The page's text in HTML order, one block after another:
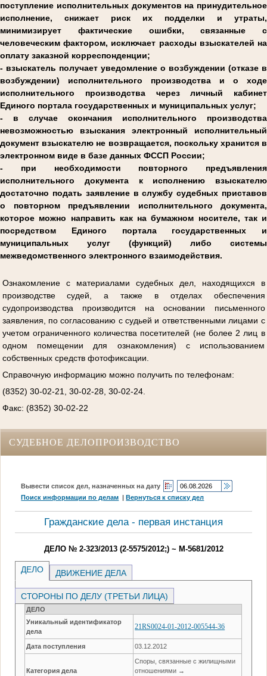
поступление исполнительных документов на принудительное
исполнение, снижает риск их подделки и утраты,
минимизирует фактические ошибки, связанные с
человеческим фактором, исключает расходы взыскателей на
оплату заказной корреспонденции;
- взыскатель получает уведомление о возбуждении (отказе в
возбуждении) исполнительного производства и о ходе
исполнительного производства через личный кабинет
Единого портала государственных и муниципальных услуг;
- в случае окончания исполнительного производства
невозможностью взыскания электронный исполнительный
документ взыскателю не возвращается, поскольку хранится в
электронном виде в базе данных ФССП России;
- при необходимости повторного предъявления
исполнительного документа к исполнению взыскателю
достаточно подать заявление в службу судебных приставов
о повторном предъявлении исполнительного документа,
которое можно направить как на бумажном носителе, так и
посредством Единого портала государственных и
муниципальных услуг (функций) либо системы
межведомственного электронного взаимодействия.
Ознакомление с материалами судебных дел, находящихся в
производстве судей, а также в отделах обеспечения
судопроизводства производится на основании письменного
заявления, по согласованию с судьей и ответственными лицами с
учетом ограниченного количества посетителей (не более 2 лиц в
одном помещении для ознакомления) с использованием
собственных средств фотофиксации.
Справочную информацию можно получить по телефонам:
(8352) 30-02-21, 30-02-28, 30-02-24.
Факс: (8352) 30-02-22
СУДЕБНОЕ ДЕЛОПРОИЗВОДСТВО
Вывести список дел, назначенных на дату
Поиск информации по делам |Вернуться к списку дел
Гражданские дела - первая инстанция
ДЕЛО № 2-323/2013 (2-5575/2012;) ~ М-5681/2012
ДЕЛО ДВИЖЕНИЕ ДЕЛА
СТОРОНЫ ПО ДЕЛУ (ТРЕТЬИ ЛИЦА)
ДЕЛО
Уникальный идентификатор
дела
21RS0024-01-2012-005544-36
Дата поступления 03.12.2012
Категория дела
Споры, связанные с жилищными
отношениями →